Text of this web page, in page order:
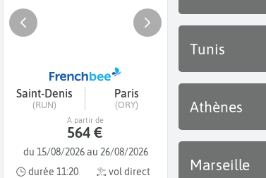
Saint-Denis
(RUN)
Paris
(ORY)
du 15/08/2026 au 26/08/2026
durée 11:20
vol direct
A partir de
564 €
Tunis
Athènes
Marseille